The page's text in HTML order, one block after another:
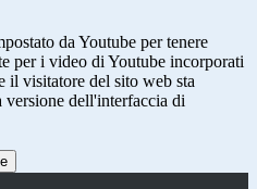
da Youtube per tenere
per i video di Youtube incorporati
il visitatore del sito web sta
dell'interfaccia di